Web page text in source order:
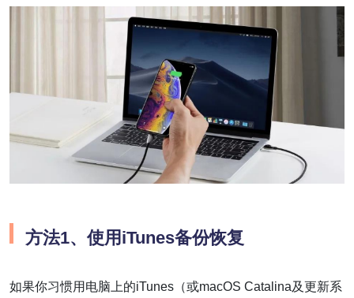
方法1、使用iTunes备份恢复
如果你习惯用电脑上的iTunes（或macOS Catalina及更新系